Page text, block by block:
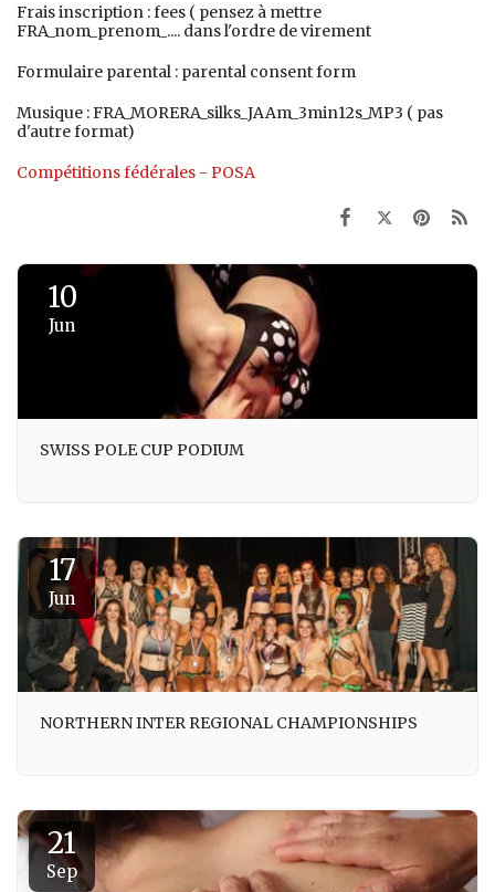
Frais inscription : fees ( pensez à mettre
FRA_nom_prenom_.... dans l'ordre de virement
Formulaire parental : parental consent form
Musique : FRA_MORERA_silks_JAAm_3min12s_MP3 ( pas
d'autre format)
Compétitions fédérales - POSA
10
Jun
SWISS POLE CUP PODIUM
17
Jun
NORTHERN INTER REGIONAL CHAMPIONSHIPS
21
Sep